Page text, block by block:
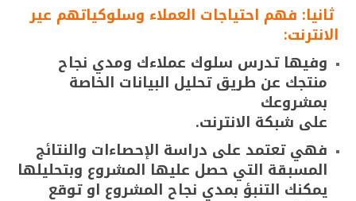
ثانيا: فهم احتياجات العملاء وسلوكياتهم عير
الانترنت:
وفيها تدرس سلوك عملاءك ومدي نجاح
منتجك عن طريق تحليل البيانات الخاصة
بمشروعك
على شبكة الانترنت.
فهي تعتمد على دراسة الإحصاءات والنتائج
المسبقة التي حصل عليها المشروع وبتحليلها
يمكنك التنبؤ بمدي نجاح المشروع او توقع